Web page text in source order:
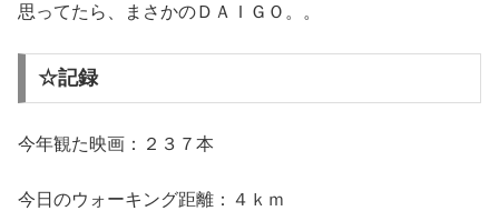
思ってたら、まさかのＤＡＩＧＯ。。
☆記録
今年観た映画：２３７本
今日のウォーキング距離：４ｋｍ